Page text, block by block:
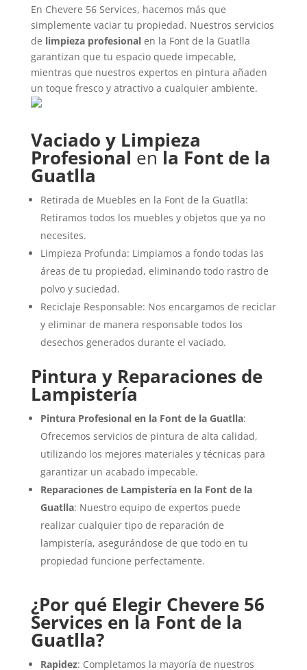
En Chevere 56 Services, hacemos más que
simplemente vaciar tu propiedad. Nuestros servicios
de limpieza profesionalen la Font de la Guatlla
garantizan que tu espacio quede impecable,
mientras que nuestros expertos en pintura añaden
un toque fresco y atractivo a cualquier ambiente.
Vaciado y Limpieza
Profesional en la Font de la
Guatlla
Retirada de Muebles en la Font de la Guatlla:
Retiramos todos los muebles y objetos que ya no
necesites.
Limpieza Profunda: Limpiamos a fondo todas las
áreas de tu propiedad, eliminando todo rastro de
polvo y suciedad.
Reciclaje Responsable: Nos encargamos de reciclar
y eliminar de manera responsable todos los
desechos generados durante el vaciado.
Pintura y Reparaciones de
Lampistería
Pintura Profesional en la Font de la Guatlla:
Ofrecemos servicios de pintura de alta calidad,
utilizando los mejores materiales y técnicas para
garantizar un acabado impecable.
Reparaciones de Lampistería en la Font de la
Guatlla: Nuestro equipo de expertos puede
realizar cualquier tipo de reparación de
lampistería, asegurándose de que todo en tu
propiedad funcione perfectamente.
¿Por qué Elegir Chevere 56
Services en la Font de la
Guatlla?
Rapidez: Completamos la mayoría de nuestros